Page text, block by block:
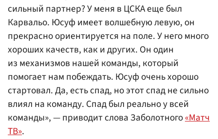
сильный партнер? У меня в ЦСКА еще был
Карвальо. Юсуф имеет волшебную левую, он
прекрасно ориентируется на поле. У него много
хороших качеств, как и других. Он один
из механизмов нашей команды, который
помогает нам побеждать. Юсуф очень хорошо
стартовал. Да, есть спад, но этот спад не сильно
влиял на команду. Спад был реально у всей
команды», — приводит слова Заболотного«Матч
ТВ».